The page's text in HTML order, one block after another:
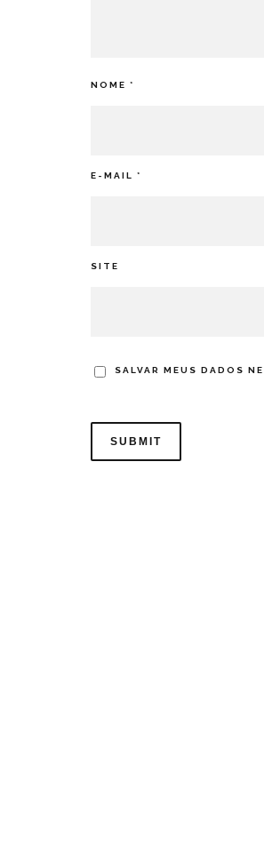
NOME *
E-MAIL *
SITE
SALVAR MEUS DADOS